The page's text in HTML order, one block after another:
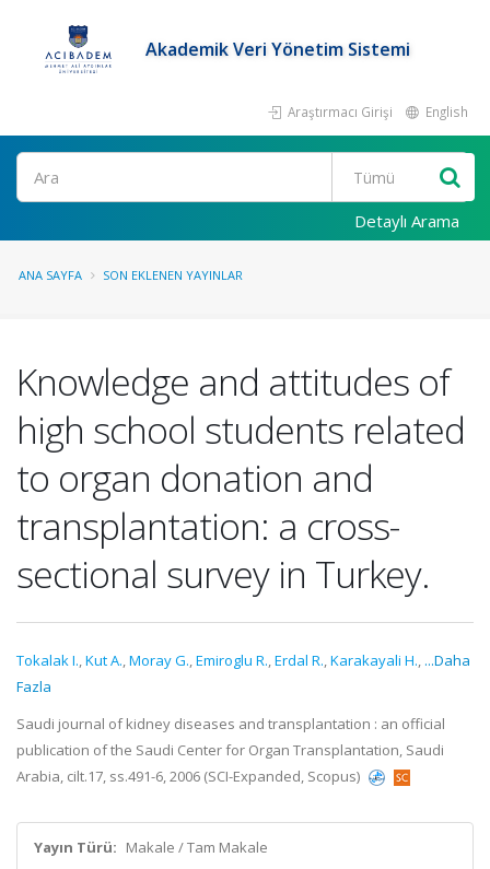
Akademik Veri Yönetim Sistemi
Araştırmacı Girişi English
Ara
Detaylı Arama
ANA SAYFA SON EKLENEN YAYINLAR
Knowledge and attitudes of
high school students related
to organ donation and
transplantation: a cross-
sectional survey in Turkey.
Tokalak I.,Kut A.,Moray G.,Emiroglu R.,Erdal R.,Karakayali H., ...Daha
Fazla
Saudi journal of kidney diseases and transplantation : an official
publication of the Saudi Center for Organ Transplantation, Saudi
Arabia, cilt.17, ss.491-6, 2006 (SCI-Expanded, Scopus)
Yayın Türü: Makale / Tam Makale